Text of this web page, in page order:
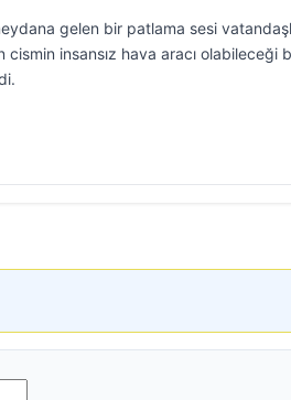
gelen bir patlama sesi
insansız hava aracı olabileceği